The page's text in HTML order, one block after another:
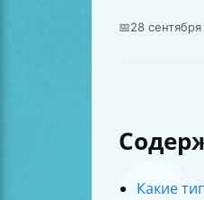
📅28
Какие